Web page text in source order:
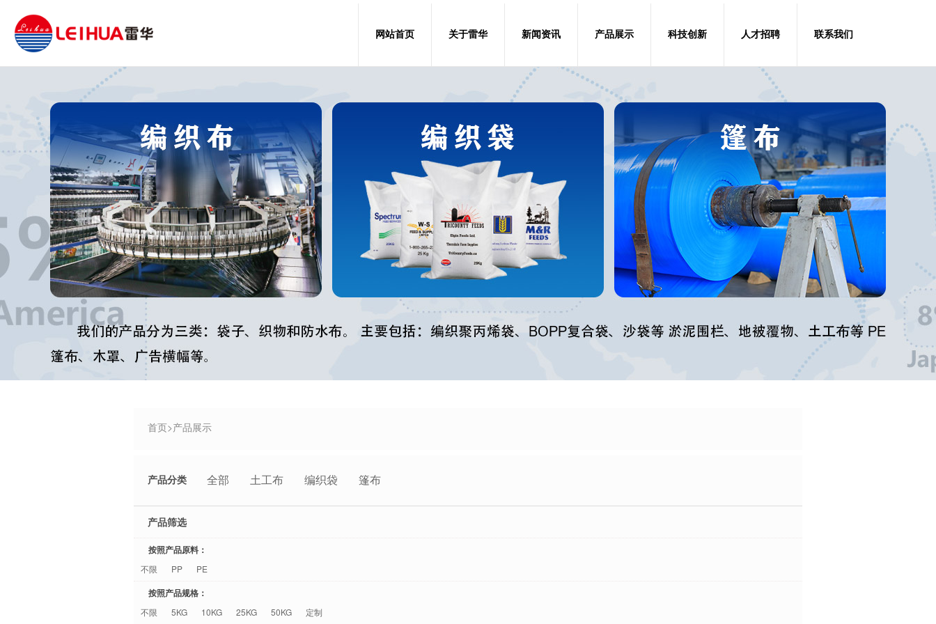
网站首页 关于雷华 新闻资讯 产品展示 科技创新 人才招聘 联系我们
首页>产品展示
产品分类 全部 土工布 编织袋 篷布
产品筛选
按照产品原料：
不限 PP PE
按照产品规格：
不限 5KG 10KG 25KG 50KG 定制